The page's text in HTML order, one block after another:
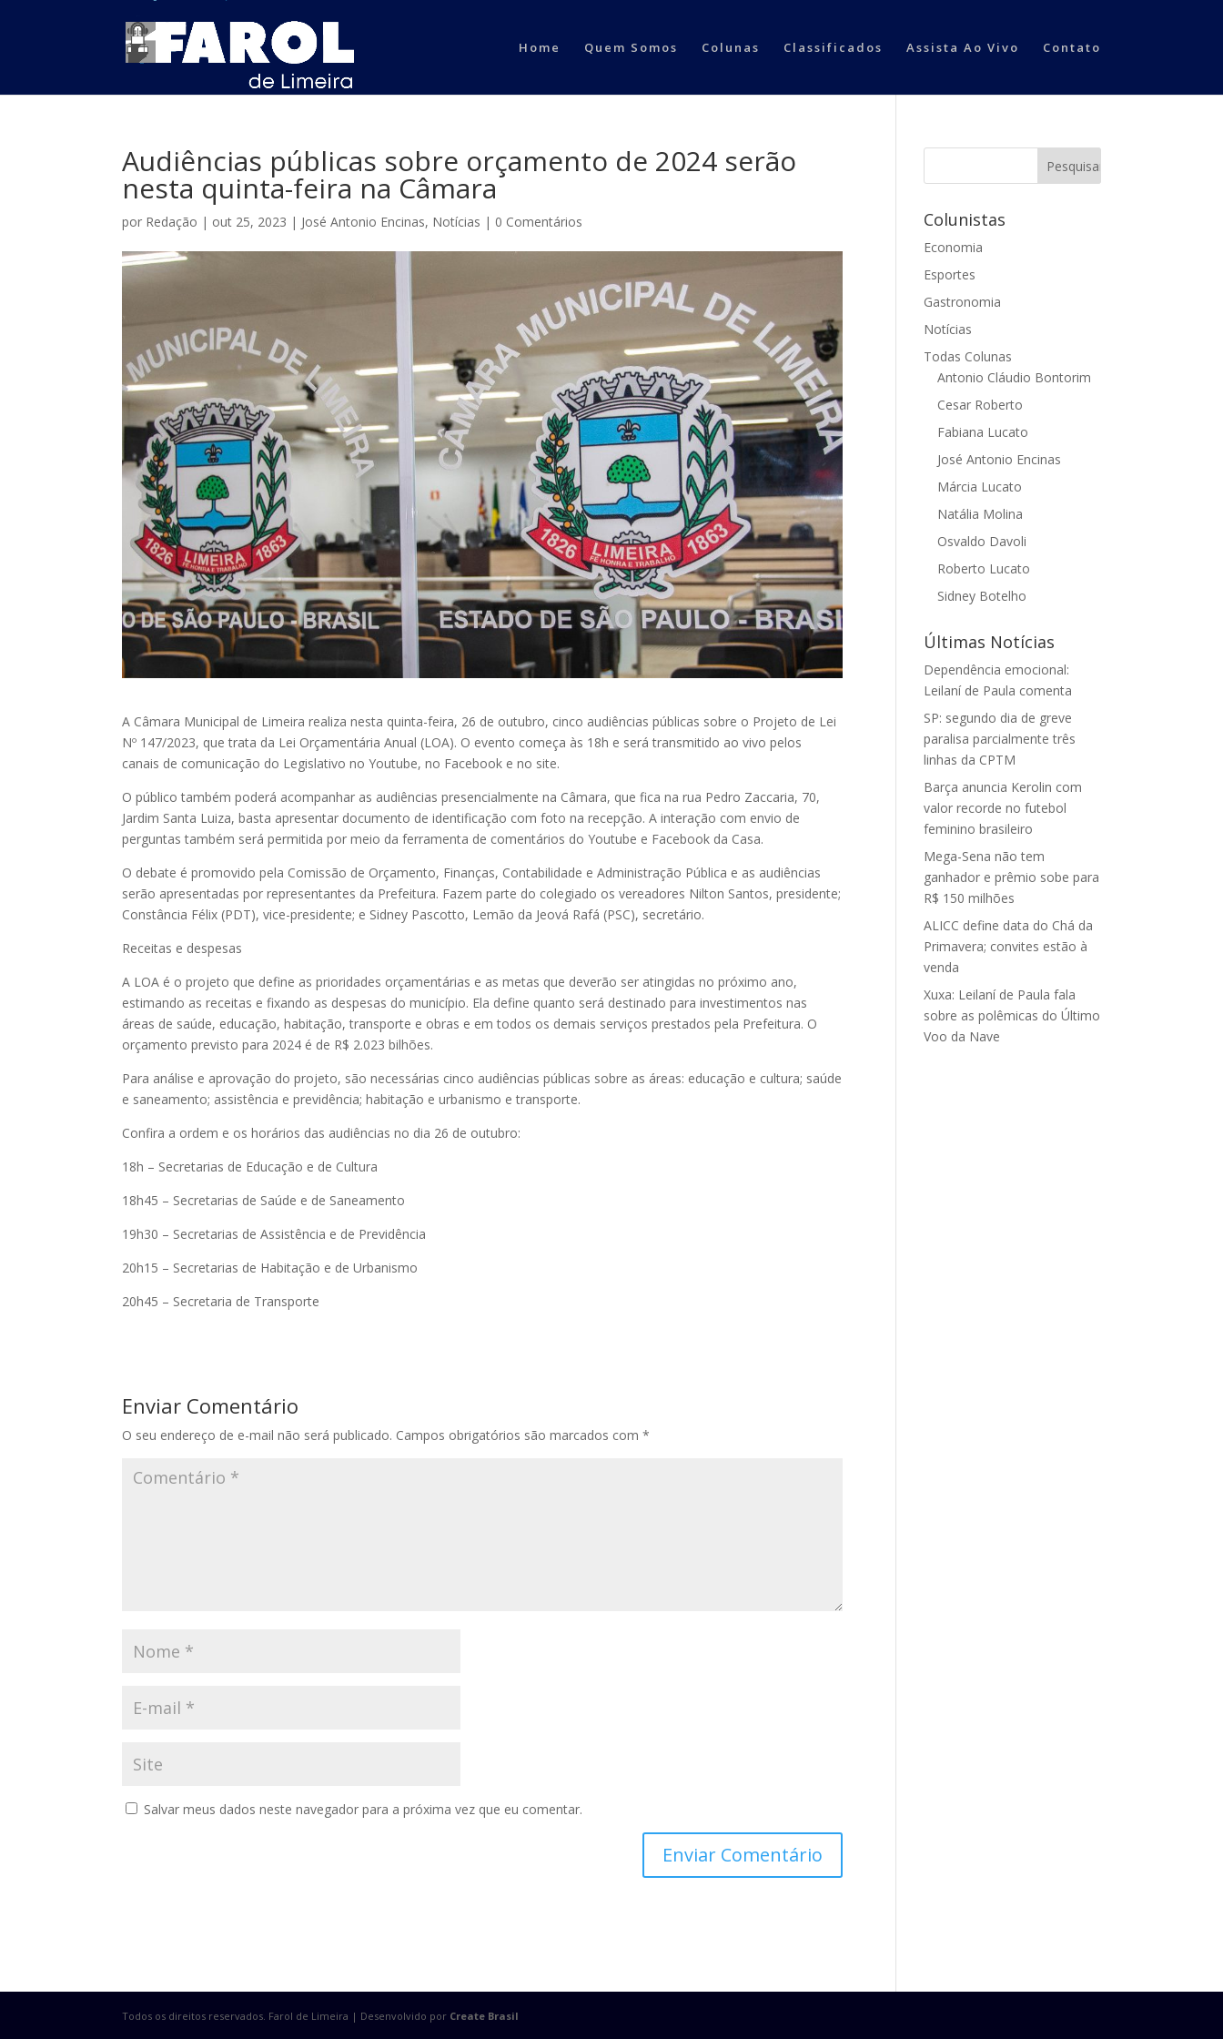
Home Quem Somos Colunas Classificados Assista Ao Vivo Contato
Audiências públicas sobre orçamento de 2024 serão
nesta quinta-feira na Câmara
por Redação | out 25, 2023 | José Antonio Encinas, Notícias | 0 Comentários
A Câmara Municipal de Limeira realiza nesta quinta-feira, 26 de outubro, cinco audiências públicas sobre o Projeto de Lei
Nº 147/2023, que trata da Lei Orçamentária Anual (LOA). O evento começa às 18h e será transmitido ao vivo pelos
canais de comunicação do Legislativo no Youtube, no Facebook e no site.
O público também poderá acompanhar as audiências presencialmente na Câmara, que fica na rua Pedro Zaccaria, 70,
Jardim Santa Luiza, basta apresentar documento de identificação com foto na recepção. A interação com envio de
perguntas também será permitida por meio da ferramenta de comentários do Youtube e Facebook da Casa.
O debate é promovido pela Comissão de Orçamento, Finanças, Contabilidade e Administração Pública e as audiências
serão apresentadas por representantes da Prefeitura. Fazem parte do colegiado os vereadores Nilton Santos, presidente;
Constância Félix (PDT), vice-presidente; e Sidney Pascotto, Lemão da Jeová Rafá (PSC), secretário.
Receitas e despesas
A LOA é o projeto que define as prioridades orçamentárias e as metas que deverão ser atingidas no próximo ano,
estimando as receitas e fixando as despesas do município. Ela define quanto será destinado para investimentos nas
áreas de saúde, educação, habitação, transporte e obras e em todos os demais serviços prestados pela Prefeitura. O
orçamento previsto para 2024 é de R$ 2.023 bilhões.
Para análise e aprovação do projeto, são necessárias cinco audiências públicas sobre as áreas: educação e cultura; saúde
e saneamento; assistência e previdência; habitação e urbanismo e transporte.
Confira a ordem e os horários das audiências no dia 26 de outubro:
18h – Secretarias de Educação e de Cultura
18h45 – Secretarias de Saúde e de Saneamento
19h30 – Secretarias de Assistência e de Previdência
20h15 – Secretarias de Habitação e de Urbanismo
20h45 – Secretaria de Transporte
Enviar Comentário
O seu endereço de e-mail não será publicado. Campos obrigatórios são marcados com*
Salvar meus dados neste navegador para a próxima vez que eu comentar.
Colunistas
Economia
Esportes
Gastronomia
Notícias
Todas Colunas
Antonio Cláudio Bontorim
Cesar Roberto
Fabiana Lucato
José Antonio Encinas
Márcia Lucato
Natália Molina
Osvaldo Davoli
Roberto Lucato
Sidney Botelho
Últimas Notícias
Dependência emocional:
Leilaní de Paula comenta
SP: segundo dia de greve
paralisa parcialmente três
linhas da CPTM
Barça anuncia Kerolin com
valor recorde no futebol
feminino brasileiro
Mega-Sena não tem
ganhador e prêmio sobe para
R$ 150 milhões
ALICC define data do Chá da
Primavera; convites estão à
venda
Xuxa: Leilaní de Paula fala
sobre as polêmicas do Último
Voo da Nave
Todos os direitos reservados. Farol de Limeira | Desenvolvido por Create Brasil